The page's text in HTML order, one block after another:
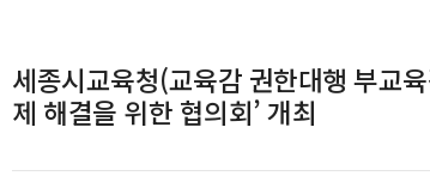
세종시교육청(교육감 권한대행 부교
제 해결을 위한 협의회’ 개최